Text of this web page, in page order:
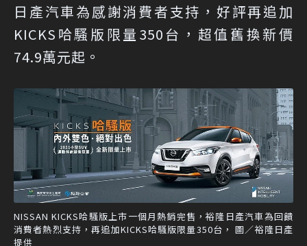
日產汽車為感謝消費者支持，好評再追加
KICKS哈騷版限量350台，超值舊換新價
74.9萬元起。
NISSAN KICKS哈騷版上市一個月熱銷完售，裕隆日產汽車為回饋
消費者熱烈支持，再追加KICKS哈騷版限量350台， 圖／裕隆日產
提供